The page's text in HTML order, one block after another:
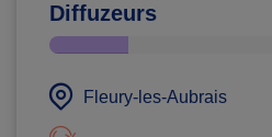
Diffuzeurs
Fleury-les-Aubrais